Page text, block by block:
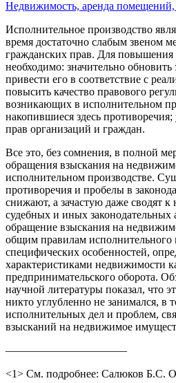
Недвижимость, аренда помещений,
Исполнительное производство
время достаточно слабым звеном
гражданских прав. Для повышения
необходимо: значительно обновить
привести его в соответствие с
повысить качество правового
возникающих в исполнительном
накопившиеся здесь
прав организаций и граждан.
Все это, без сомнения, в полной
обращения взыскания на
исполнительном производстве.
противоречия и пробелы в
снижают, а зачастую даже сводят
судебных и иных законодательных
обращение взыскания на
общим правилам исполнительного
специфических особенностей,
характеристиками недвижимости
предпринимательского оборота.
научной литературы показал, что
никто углубленно не занимался, в
исполнительных дел и проблем,
взысканий на недвижимое
———————————
<1> См. подробнее: Салюков Б.С.